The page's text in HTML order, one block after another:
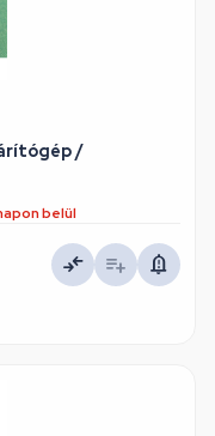
/
belül